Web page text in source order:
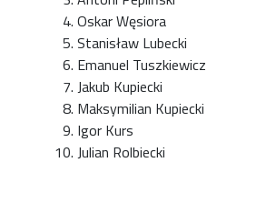
Oskar Węsiora
Stanisław Lubecki
Emanuel Tuszkiewicz
Jakub Kupiecki
Maksymilian Kupiecki
Igor Kurs
Julian Rolbiecki